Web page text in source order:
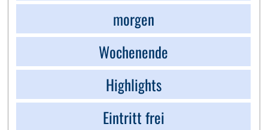
morgen
Wochenende
Highlights
Eintritt frei